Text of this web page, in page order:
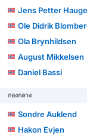
Jens Petter Hauge
Ole Didrik
Ola Brynhildsen
August Mikkelsen
Daniel Bassi
กองกลาง
Sondre Auklend
Hakon Evjen